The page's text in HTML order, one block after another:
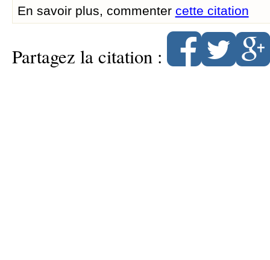
En savoir plus, commenter cette citation
Partagez la citation :